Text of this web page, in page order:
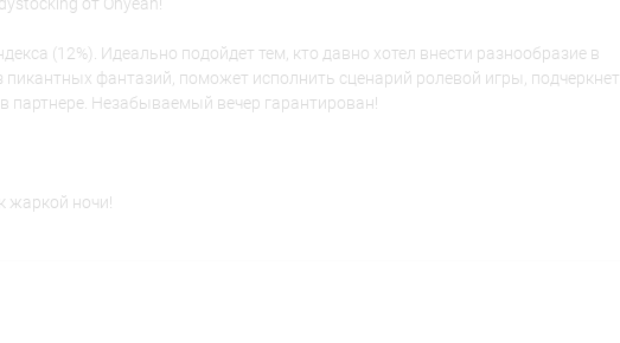
(12%). Идеально подойдет тем, кто давно хотел внести разнообразие в
фантазий, поможет исполнить сценарий ролевой игры, подчеркнет
Незабываемый вечер гарантирован!
жаркой ночи!